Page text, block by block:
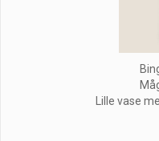
Lille vase